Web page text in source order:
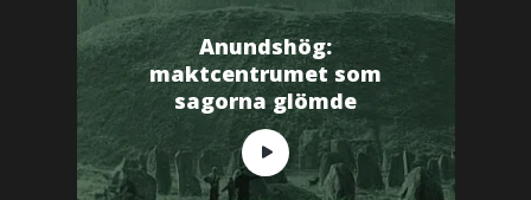
Anundshög:
maktcentrumet som
sagorna glömde